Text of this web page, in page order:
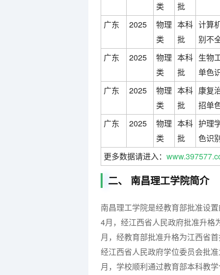
类
批
广东 2025
物理
类
本科
批
计算
别不
广东
2025
物理
类
本科
批
生物
单色
广东
2025
物理
类
本科
批
康复
招单
广东
2025
物理
类
本科
批
护理
色识
更多数据请进入：
二、 南昌理工学院简介
南昌理工学院是经教育部批准设
4月，经江西省人民政府批准升格
月，经教育部批准升格为江西省
经江西省人民政府学位委员会批
月，学校顺利通过教育部本科教